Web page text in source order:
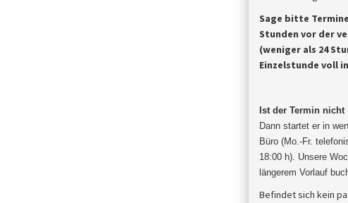
Sage bitte
Stunden vor der
(weniger als 24
Einzelstunde voll
Ist der Termin
Dann startet er in
Büro (Mo.-Fr.
18:00 h). Unsere
längerem Vorlauf
Befindet sich kein